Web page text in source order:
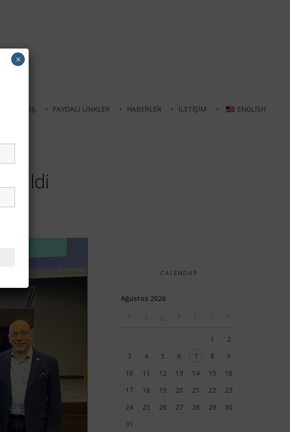
BAĞIŞ FAYDALI LINKLER HABERLER İLETIŞIM ENGLISH
CALENDAR
Ağustos 2026
1
2
3
4 5 6 7 8
9
10
11 12 13 14 15
16
17
18 19 20 21 22
23
24
25 26 27 28 29
30
31
×